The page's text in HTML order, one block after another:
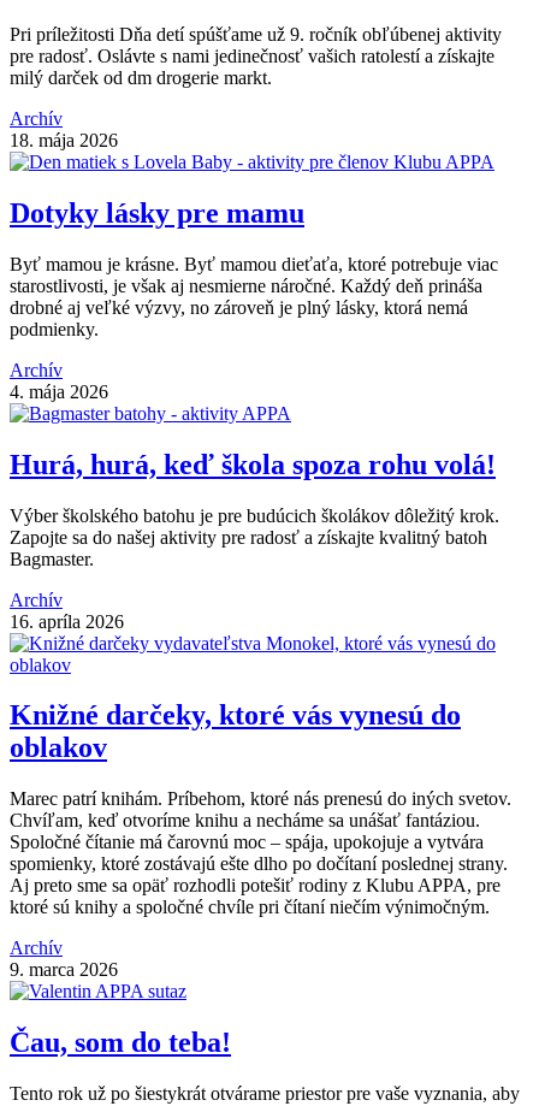
Pri príležitosti Dňa detí spúšťame už 9. ročník obľúbenej aktivity
pre radosť. Oslávte s nami jedinečnosť vašich ratolestí a získajte
milý darček od dm drogerie markt.
Archív
18. mája 2026
Dotyky lásky pre mamu
Byť mamou je krásne. Byť mamou dieťaťa, ktoré potrebuje viac
starostlivosti, je však aj nesmierne náročné. Každý deň prináša
drobné aj veľké výzvy, no zároveň je plný lásky, ktorá nemá
podmienky.
Archív
4. mája 2026
Hurá, hurá, keď škola spoza rohu volá!
Výber školského batohu je pre budúcich školákov dôležitý krok.
Zapojte sa do našej aktivity pre radosť a získajte kvalitný batoh
Bagmaster.
Archív
16. apríla 2026
Knižné darčeky, ktoré vás vynesú do
oblakov
Marec patrí knihám. Príbehom, ktoré nás prenesú do iných svetov.
Chvíľam, keď otvoríme knihu a necháme sa unášať fantáziou.
Spoločné čítanie má čarovnú moc – spája, upokojuje a vytvára
spomienky, ktoré zostávajú ešte dlho po dočítaní poslednej strany.
Aj preto sme sa opäť rozhodli potešiť rodiny z Klubu APPA, pre
ktoré sú knihy a spoločné chvíle pri čítaní niečím výnimočným.
Archív
9. marca 2026
Čau, som do teba!
Tento rok už po šiestykrát otvárame priestor pre vaše vyznania, aby